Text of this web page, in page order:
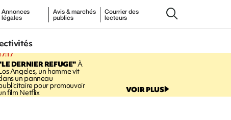
Annonces
légales
Avis & marchés
publics
Courrier des
lecteurs
DERNIER REFUGE" À
Angeles, un homme vit
un panneau
pour promouvoir
film Netflix VOIR PLUS